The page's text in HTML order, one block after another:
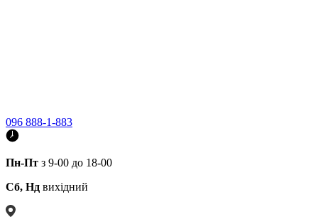
096 888-1-883
Пн-Пт з 9-00 до 18-00
Сб, Нд вихідний